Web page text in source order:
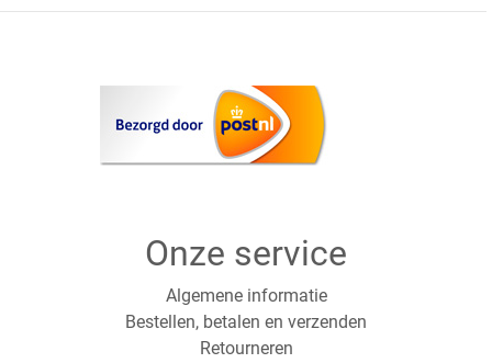
Onze service
Algemene informatie
Bestellen, betalen en verzenden
Retourneren